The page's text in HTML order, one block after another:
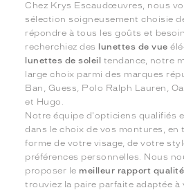
Chez Krys Escaudœuvres, nous
sélection soigneusement choisie
répondre à tous les goûts et
recherchiez des
lunettes de vue
lunettes de soleil tendance, notre
large choix parmi des marques
Ban, Guess, Polo Ralph Lauren,
et Hugo.
Notre équipe d'opticiens qualifiés
dans le choix de vos montures, en
forme de votre visage, de votre
préférences personnelles. Nous
proposer le meilleur rapport
trouviez la paire parfaite adaptée à